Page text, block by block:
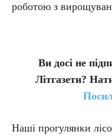
роботою з
Ви досі не
Літгазети?
Наші прогулянки